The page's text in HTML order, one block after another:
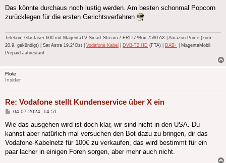
Das könnte durchaus noch lustig werden. Am besten schonmal Popcorn
zurücklegen für die ersten Gerichtsverfahren
Telekom Glasfaser 600 mit MagentaTV Smart Stream / FRITZ!Box 7590 AX | Amazon Prime (zum
20.9. gekündigt) | Sat Astra 19,2°Ost | Vodafone Kabel DVB-T2 HD (FTA) | DAB+ | MagentaMobil
Prepaid Jahrestarif
Flole
Insider
Re: Vodafone stellt Kundenservice über X ein
Beitrag
04.07.2024, 14:51
Wie das ausgehen wird ist doch klar, wir sind nicht in den USA. Du
kannst aber natürlich mal versuchen den Bot dazu zu bringen, dir das
Vodafone-Kabelnetz für 100€ zu verkaufen, das wird bestimmt für ein
paar lacher in einigen Foren sorgen, aber mehr auch nicht.